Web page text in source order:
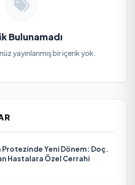
Bulunamadı
yayınlanmış bir içerik yok.
Yeni Dönem: Doç.
Hastalara Özel Cerrahi